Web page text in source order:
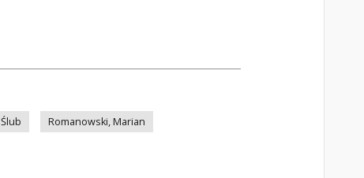
Ślub
Romanowski, Marian